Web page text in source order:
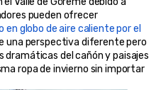
pueden ofrecer
en globo de aire caliente por el
una perspectiva diferente pero
del cañón y paisajes
ropa de invierno sin importar